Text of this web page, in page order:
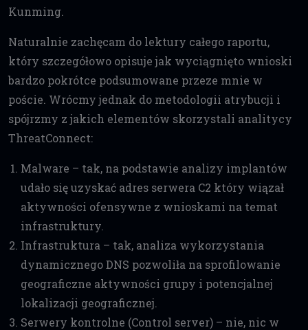
Kunming.
Naturalnie zachęcam do lektury całego raportu,
który szczegółowo opisuje jak wyciągnięto wnioski
bardzo pokrótce podsumowane przeze mnie w
poście. Wrócmy jednak do metodologii atrybucji i
spójrzmy z jakich elementów skorzystali analitycy
ThreatConnect:
Malware – tak, na podstawie analizy implantów
udało się uzyskać adres serwera C2 który wiązał
aktywności ofensywne z wnioskami na temat
infrastruktury.
Infrastruktura – tak, analiza wykorzystania
dynamicznego DNS pozwoliła na sprofilowanie
geograficzne aktywności grupy i potencjalnej
lokalizacji geograficznej.
Serwery kontrolne (Control server) – nie, nic w